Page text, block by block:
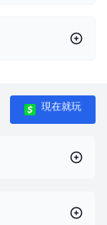
現在就玩